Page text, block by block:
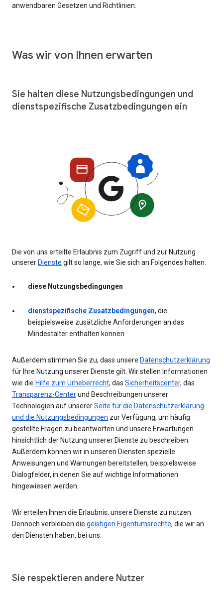
anwendbaren Gesetzen und Richtlinien.
Was wir von Ihnen erwarten
Sie halten diese Nutzungsbedingungen und
dienstspezifische Zusatzbedingungen ein
Die von uns erteilte Erlaubnis zum Zugriff und zur Nutzung
unsererDienste gilt so lange, wie Sie sich an Folgendes halten:
diese Nutzungsbedingungen
dienstspezifische Zusatzbedingungen, die
beispielsweise zusätzliche Anforderungen an das
Mindestalter enthalten können
Außerdem stimmen Sie zu, dass unsere Datenschutzerklärung
für Ihre Nutzung unserer Dienste gilt. Wir stellen Informationen
wie die Hilfe zum Urheberrecht, das Sicherheitscenter, das
Transparenz-Centerund Beschreibungen unserer
Technologien auf unsererSeite für die Datenschutzerklärung
und die Nutzungsbedingungen zur Verfügung, um häufig
gestellte Fragen zu beantworten und unsere Erwartungen
hinsichtlich der Nutzung unserer Dienste zu beschreiben.
Außerdem können wir in unseren Diensten spezielle
Anweisungen und Warnungen bereitstellen, beispielsweise
Dialogfelder, in denen Sie auf wichtige Informationen
hingewiesen werden.
Wir erteilen Ihnen die Erlaubnis, unsere Dienste zu nutzen.
Dennoch verbleiben die geistigen Eigentumsrechte, die wir an
den Diensten haben, bei uns.
Sie respektieren andere Nutzer